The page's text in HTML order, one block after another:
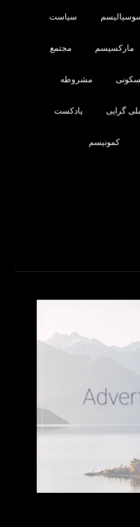
سیاست
مارکسیسم مجتمع
مشروطه
گرایی پادکست
کمونیسم